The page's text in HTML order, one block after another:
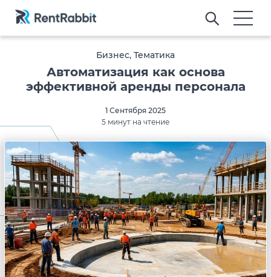
Бизнес, Тематика
Автоматизация как основа
эффективной аренды персонала
1 Сентября 2025
5 минут на чтение